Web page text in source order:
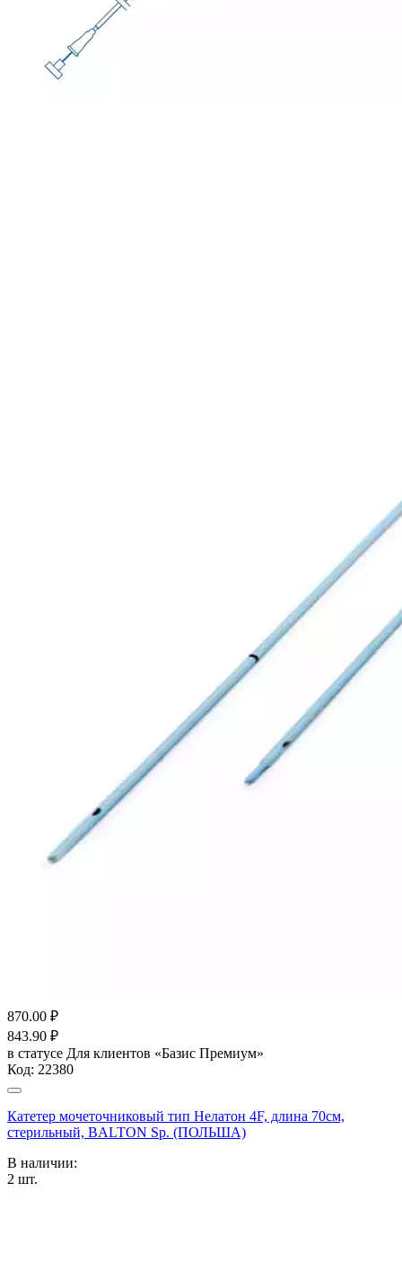
870.00 ₽
843.90 ₽
в статусе Для клиентов «Базис Премиум»
Код: 22380
Катетер мочеточниковый тип Нелатон 4F, длина 70см,
стерильный, BALTON Sp. (ПОЛЬША)
В наличии:
2 шт.